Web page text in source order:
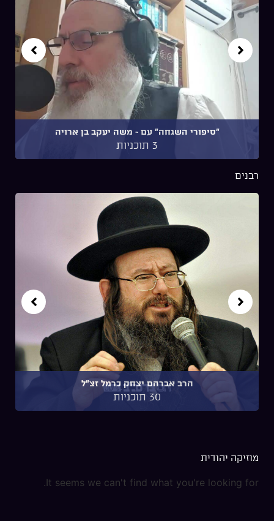
"סיפורי השגחה" עם ~ משה יעקב בן ארויה
3 תוכניות
רבנים
הרב אברהם יצחק כרמל זצ"ל
30 תוכניות
מוזיקה יהודית
It seems we can't find what you're looking for.